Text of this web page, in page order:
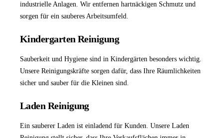
industrielle Anlagen. Wir entfernen hartnäckigen Schmutz und
sorgen für ein sauberes Arbeitsumfeld.
Kindergarten Reinigung
Sauberkeit und Hygiene sind in Kindergärten besonders wichtig.
Unsere Reinigungskräfte sorgen dafür, dass Ihre Räumlichkeiten
sicher und sauber für die Kleinen sind.
Laden Reinigung
Ein sauberer Laden ist einladend für Kunden. Unsere Laden